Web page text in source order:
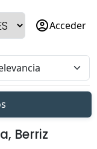
account_circleAcceder
Berriz